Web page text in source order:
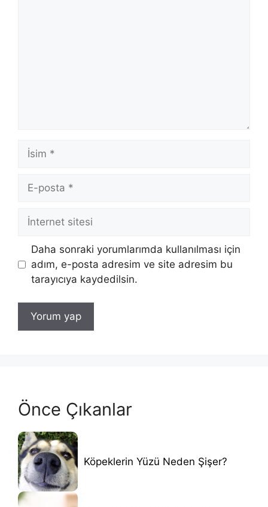
İsim
posta
İnternet
Daha sonraki yorumlarımda kullanılması için
adım, e-posta adresim ve site adresim bu
tarayıcıya kaydedilsin.
Önce Çıkanlar
Köpeklerin Yüzü Neden Şişer?